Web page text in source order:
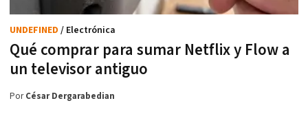
Qué comprar para sumar Netflix y Flow a
un televisor antiguo
UNDEFINED / Electrónica
PorCésar Dergarabedian